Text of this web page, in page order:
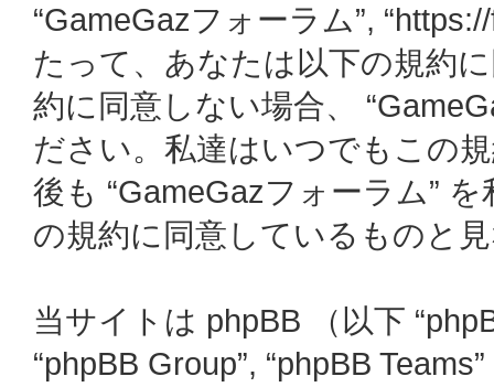
“GameGazフォーラム”,
たって、あなたは以下の規約
約に同意しない場合、
ださい。私達はいつでもこの
後も “GameGazフォーラム”
の規約に同意しているものと
当サイトは phpBB （以下
“phpBB Group”, “phpBB